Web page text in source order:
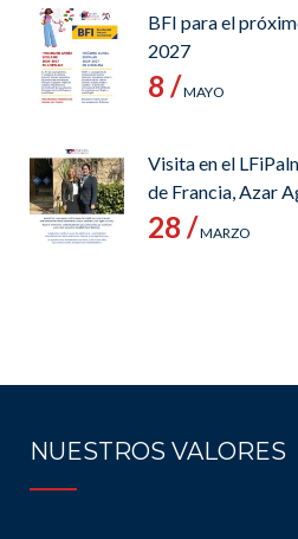
BFI para el
2027
8 /MAYO
Visita en el
de Francia, Azar
28 /MARZO
NUESTROS VALORES